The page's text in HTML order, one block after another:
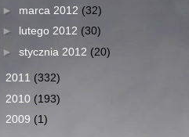
► marca 2012 (32)
► lutego 2012 (30)
► stycznia 2012 (20)
2011 (332)
2010 (193)
2009 (1)